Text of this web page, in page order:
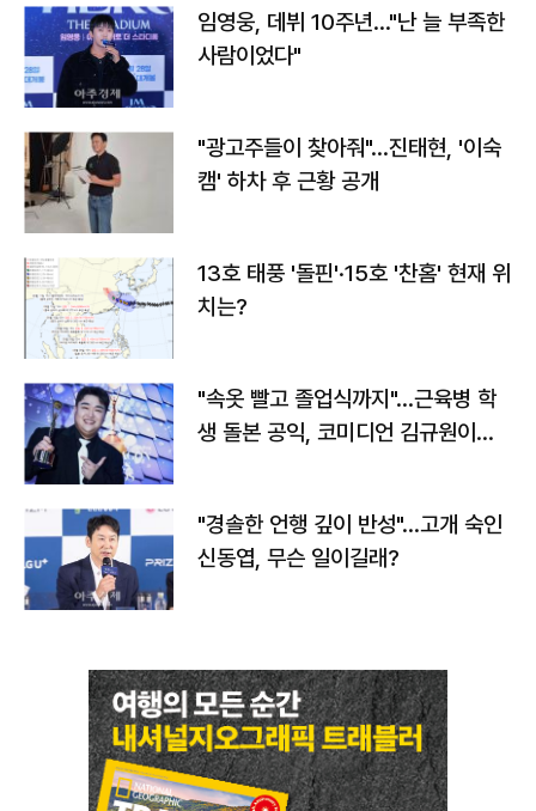
임영웅, 데뷔 10주년…"난 늘 부족한
사람이었다"
"광고주들이 찾아줘"…진태현, '이숙
캠' 하차 후 근황 공개
13호 태풍 '돌핀'·15호 '찬홈' 현재 위
치는?
"속옷 빨고 졸업식까지"…근육병 학
생 돌본 공익, 코미디언 김규원이었
"경솔한 언행 깊이 반성"…고개 숙인
신동엽, 무슨 일이길래?